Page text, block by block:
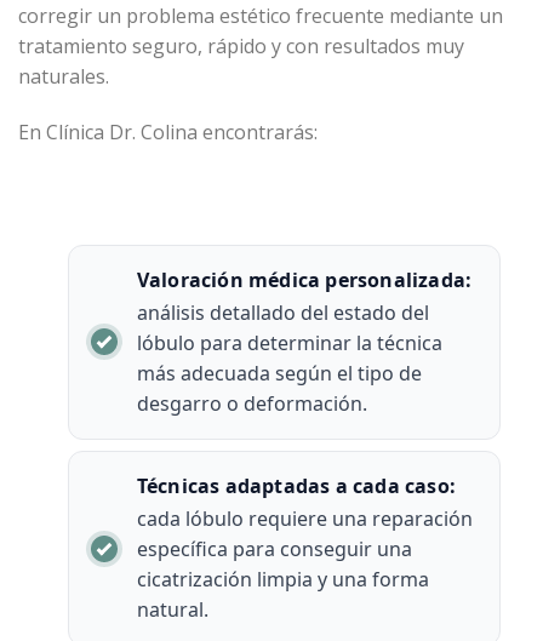
corregir un problema estético frecuente mediante un
tratamiento seguro, rápido y con resultados muy
naturales.
En Clínica Dr. Colina encontrarás:
Valoración médica personalizada:
análisis detallado del estado del
lóbulo para determinar la técnica
más adecuada según el tipo de
desgarro o deformación.
Técnicas adaptadas a cada caso:
cada lóbulo requiere una reparación
específica para conseguir una
cicatrización limpia y una forma
natural.